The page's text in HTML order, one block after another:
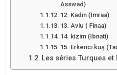
Asswad)
12. Kadin (Imraa)
13. Avlu ( Finaa)
14. kizim (Ibnati)
15. Erkenci kuş
Les séries Turques et